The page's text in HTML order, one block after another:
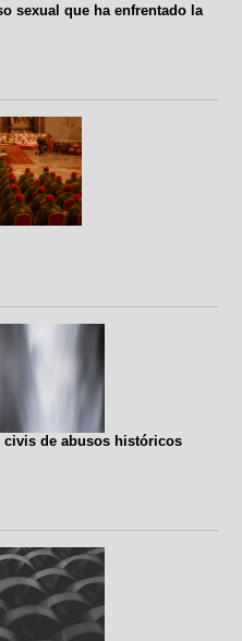
sexual que ha enfrentado la
civis de abusos históricos